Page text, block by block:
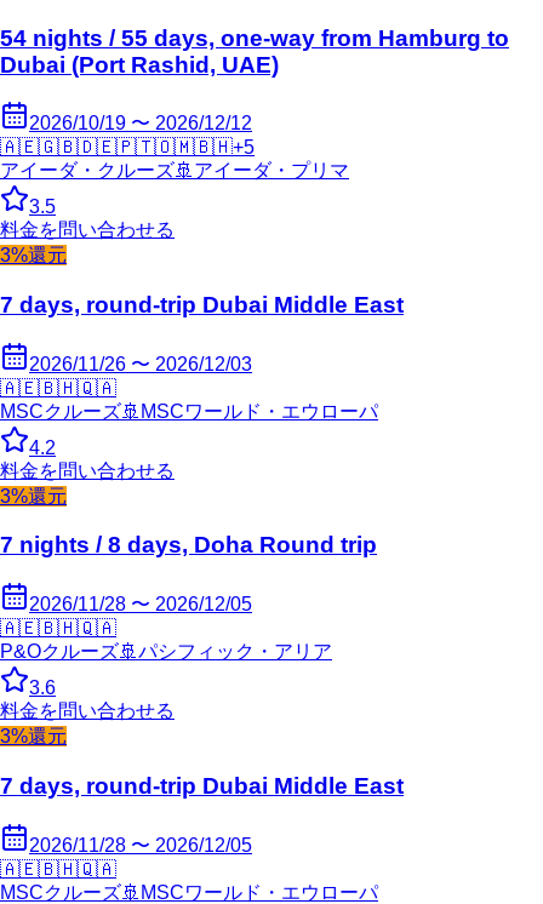
54 nights / 55 days, one-way from Hamburg to
Dubai (Port Rashid, UAE)
2026/10/19 〜 2026/12/12
🇦🇪🇬🇧🇩🇪🇵🇹🇴🇲🇧🇭+5
アイーダ・クルーズ🚢 アイーダ・プリマ
3.5
料金を問い合わせる
3%還元
7 days, round-trip Dubai Middle East
2026/11/26 〜 2026/12/03
🇦🇪🇧🇭🇶🇦
MSCクルーズ🚢 MSCワールド・エウローパ
4.2
料金を問い合わせる
3%還元
7 nights / 8 days, Doha Round trip
2026/11/28 〜 2026/12/05
🇦🇪🇧🇭🇶🇦
P&Oクルーズ🚢 パシフィック・アリア
3.6
料金を問い合わせる
3%還元
7 days, round-trip Dubai Middle East
2026/11/28 〜 2026/12/05
🇦🇪🇧🇭🇶🇦
MSCクルーズ🚢 MSCワールド・エウローパ